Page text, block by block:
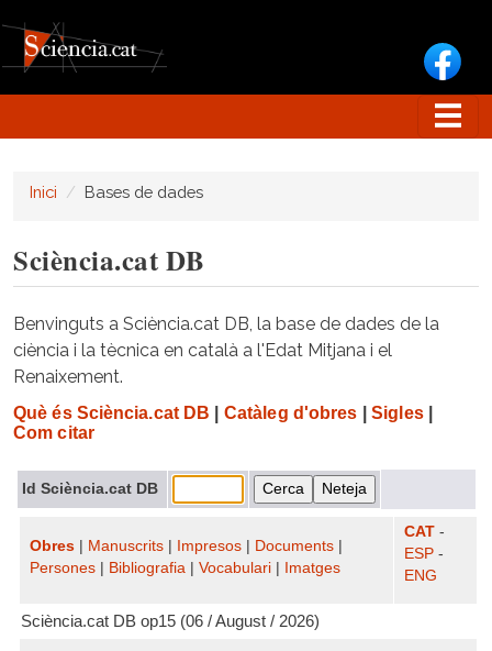
Inici Bases de dades
Sciència.cat DB
Benvinguts a Sciència.cat DB, la base de dades de la
ciència i la tècnica en català a l'Edat Mitjana i el
Renaixement.
Què és Sciència.cat DB Catàleg d'obres Sigles|
Com citar
Id Sciència.cat DB
Obres Manuscrits Impresos Documents
Persones
Bibliografia Vocabulari Imatges
CAT -
ESP -
ENG
Sciència.cat DB op15 (06 / August / 2026)